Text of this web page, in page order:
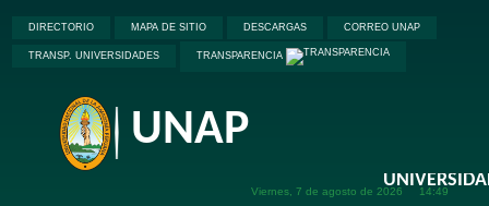
UNAP
DIRECTORIO MAPA DE SITIO DESCARGAS CORREO UNAP
TRANSP. UNIVERSIDADES TRANSPARENCIA
Viernes, 7 deagosto de 2026 14:49